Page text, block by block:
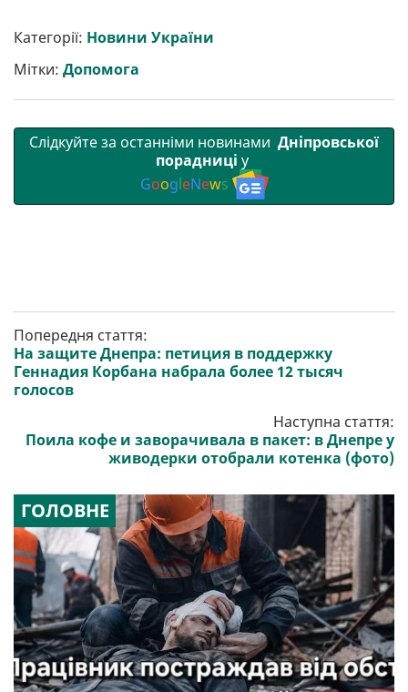
р
и
т
и
b
o
o
k
t
e
r
l g
r
s
A
Категорії: Новини України
Мітки: Допомога
Слідкуйте за останніми новинами Дніпровської
порадниці у
GoogleNews
Попередня стаття:
На защите Днепра: петиция в поддержку
Геннадия Корбана набрала более 12 тысяч
голосов
Наступна стаття:
Поила кофе и заворачивала в пакет: в Днепре у
живодерки отобрали котенка (фото)
ГОЛОВНЕ